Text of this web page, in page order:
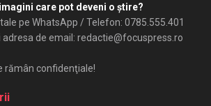
care pot deveni o ştire?
pe WhatsApp / Telefon: 0785.555.401
adresa de email: redactie@focuspress.ro
rămân confidenţiale!